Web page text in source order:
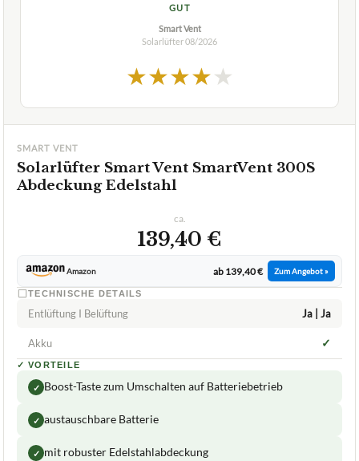
GUT
Smart Vent
Solarlüfter08/2026
★★★★★
SMART VENT
Solarlüfter Smart Vent SmartVent 300S
Abdeckung Edelstahl
ca.
139,40 €
Amazon ab 139,40 € Zum Angebot »
TECHNISCHE DETAILS
Entlüftung I Belüftung Ja | Ja
Akku ✓
✓ VORTEILE
✓ Boost-Taste zum Umschalten auf Batteriebetrieb
✓ austauschbare Batterie
✓ mit robuster Edelstahlabdeckung